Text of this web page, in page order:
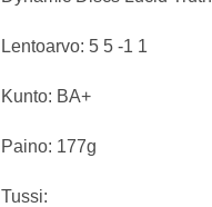
Lentoarvo: 5 5 -1 1
Kunto: BA+
Paino: 177g
Tussi: